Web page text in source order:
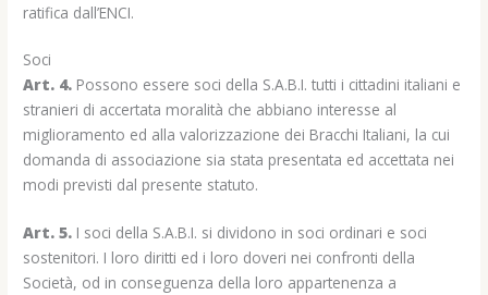
ratifica dall’ENCI.
Soci
Art. 4. Possono essere soci della S.A.B.I. tutti i cittadini italiani e
stranieri di accertata moralità che abbiano interesse al
miglioramento ed alla valorizzazione dei Bracchi Italiani, la cui
domanda di associazione sia stata presentata ed accettata nei
modi previsti dal presente statuto.
Art. 5. I soci della S.A.B.I. si dividono in soci ordinari e soci
sostenitori. I loro diritti ed i loro doveri nei confronti della
Società, od in conseguenza della loro appartenenza a